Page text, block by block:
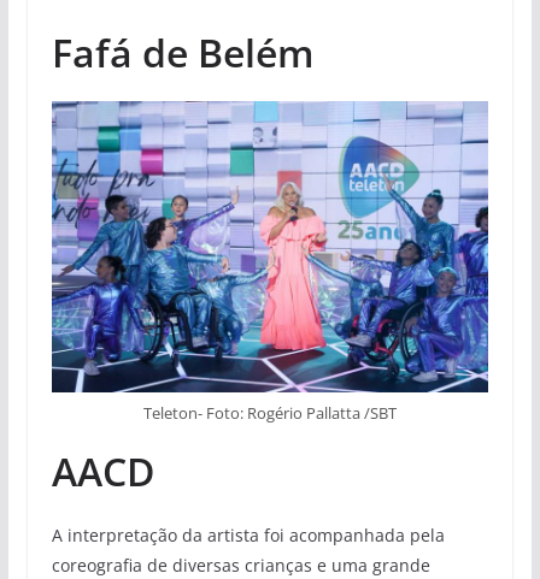
Fafá de Belém
Teleton- Foto: Rogério Pallatta /SBT
AACD
A interpretação da artista foi acompanhada pela
coreografia de diversas crianças e uma grande